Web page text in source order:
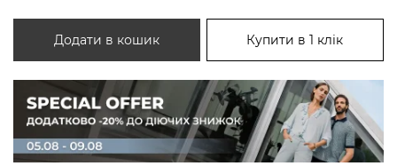
Додати в кошик Купити в 1 клік